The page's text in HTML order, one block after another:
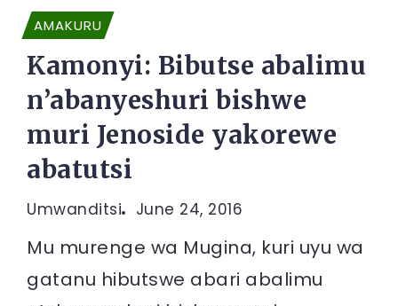
AMAKURU
Kamonyi: Bibutse abalimu
n’abanyeshuri bishwe
muri Jenoside yakorewe
abatutsi
Umwanditsi June 24, 2016
Mu murenge wa Mugina, kuri uyu wa
gatanu hibutswe abari abalimu